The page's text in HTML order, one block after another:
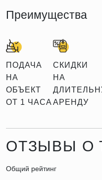
Преимущества
ПОДАЧА
НА
ОБЪЕКТ
ОТ 1 ЧАСА
СКИДКИ
НА
АРЕНДУ
ОТЗЫВЫ О
Общий рейтинг